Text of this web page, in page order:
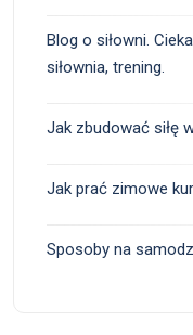
Blog o siłowni.
siłownia, trening.
Jak zbudować siłę
Jak prać zimowe
Sposoby na